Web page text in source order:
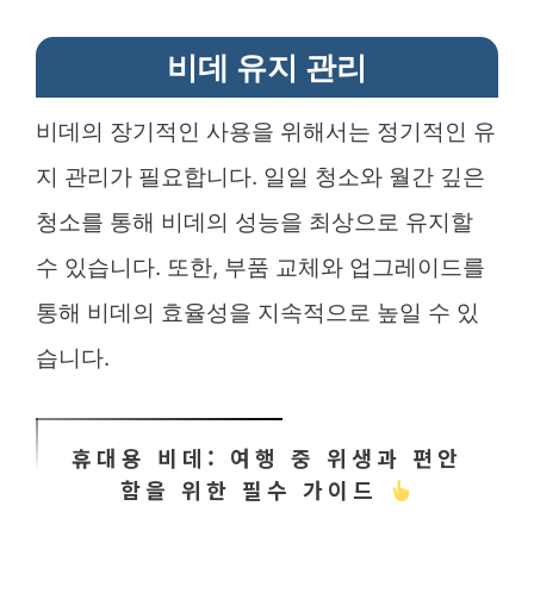
비데 유지 관리
비데의 장기적인 사용을 위해서는 정기적인 유
지 관리가 필요합니다. 일일 청소와 월간 깊은
청소를 통해 비데의 성능을 최상으로 유지할
수 있습니다. 또한, 부품 교체와 업그레이드를
통해 비데의 효율성을 지속적으로 높일 수 있
습니다.
휴대용 비데: 여행 중 위생과 편안
함을 위한 필수 가이드